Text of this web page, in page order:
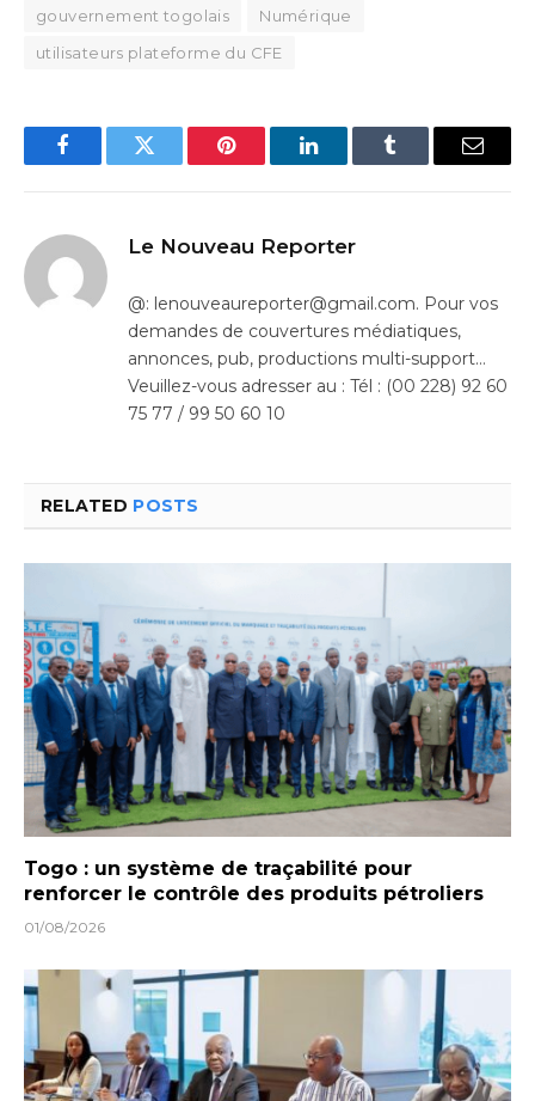
gouvernement togolais
Numérique
utilisateurs plateforme du CFE
FacebookTwitter Pinterest LinkedInTumblr Email
Le Nouveau Reporter
@: lenouveaureporter@gmail.com. Pour vos
demandes de couvertures médiatiques,
annonces, pub, productions multi-support…
Veuillez-vous adresser au : Tél : (00 228) 92 60
75 77 / 99 50 60 10
RELATED POSTS
Togo : un système de traçabilité pour
renforcer le contrôle des produits pétroliers
01/08/2026